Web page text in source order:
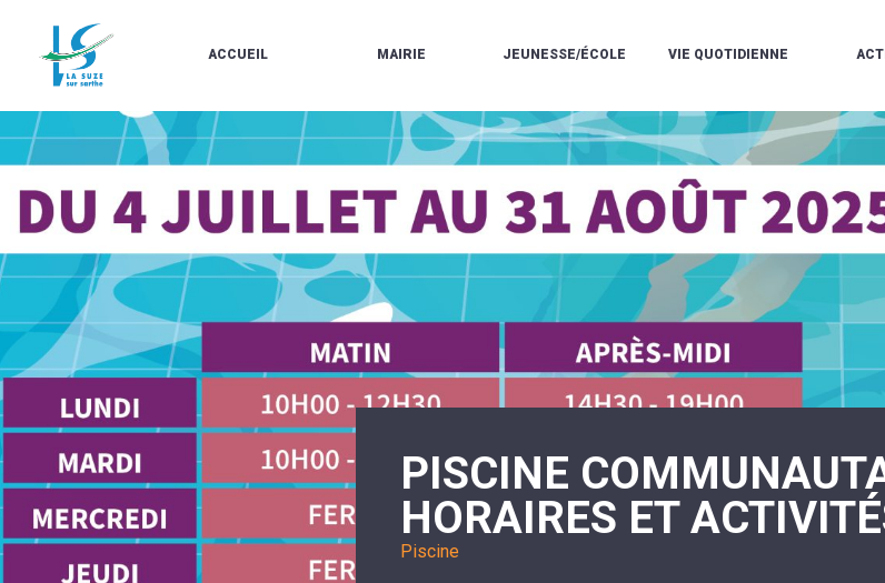
ACCUEIL
MARCHÉ
À
SUZE
EN
LIGNE
AGENDA
LA
SUZE
AU
20ÈME
SIÈCLE
MAIRIE
ÉLUS
CONTACTS
HORAIRES
URBANISME/PLU
EN
CARTES
D'IDENTITÉ-
PASSEPORTS
LE
CMJ
RÉUNIONS
DU
CONSEIL
MUNICIPAL
ARRÊTÉS
DÉCISIONS
MAIRE
LE
MOT
DE
LA
MINORITÉ
JEUNESSE/ÉCOLE
L'ACCUEIL
DE
PÉRISCOLAIRE
LES
MERCREDIS
RÉCRÉATIFS
LES
LE
COLLÈGE
18
ANS
ASSOCIATION
LA
VIE QUOTIDIENNE
ESPACE
DE
VIE
SOCIALE
QUELQUES
RÈGLES
DE
VIE
ENVIRONNEMENT
L'EAU
LA
RÉSIDENCE
AUTONOMIE
LE
POLICE
MUNICIPALE
RISQUES
LA
L'ÉCOLE
DE
MUSIQUE
L'ÉCOLE
DE
PISCINE
HORAIRES ET
Piscine